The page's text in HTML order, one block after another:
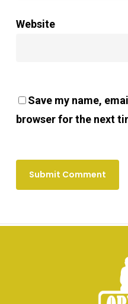
Website
Save my name,
browser for the next